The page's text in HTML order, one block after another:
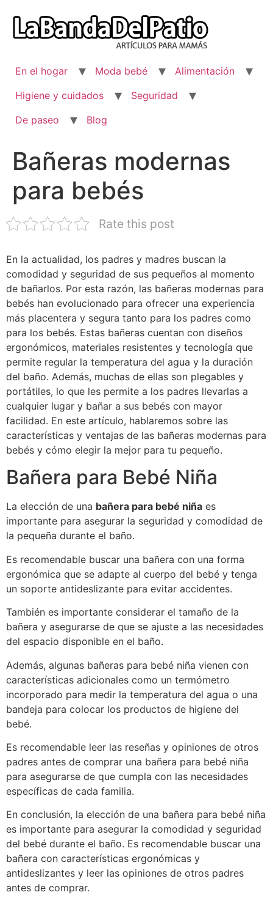
contenido
En el hogar Moda bebé
Alimentación
Higiene y cuidados
Seguridad
De paseo
Blog
Bañeras modernas
para bebés
Rate this post
En la actualidad, los padres y madres buscan la
comodidad y seguridad de sus pequeños al momento
de bañarlos. Por esta razón, las bañeras modernas para
bebés han evolucionado para ofrecer una experiencia
más placentera y segura tanto para los padres como
para los bebés. Estas bañeras cuentan con diseños
ergonómicos, materiales resistentes y tecnología que
permite regular la temperatura del agua y la duración
del baño. Además, muchas de ellas son plegables y
portátiles, lo que les permite a los padres llevarlas a
cualquier lugar y bañar a sus bebés con mayor
facilidad. En este artículo, hablaremos sobre las
características y ventajas de las bañeras modernas para
bebés y cómo elegir la mejor para tu pequeño.
Bañera para Bebé Niña
La elección de una bañera para bebé niña es
importante para asegurar la seguridad y comodidad de
la pequeña durante el baño.
Es recomendable buscar una bañera con una forma
ergonómica que se adapte al cuerpo del bebé y tenga
un soporte antideslizante para evitar accidentes.
También es importante considerar el tamaño de la
bañera y asegurarse de que se ajuste a las necesidades
del espacio disponible en el baño.
Además, algunas bañeras para bebé niña vienen con
características adicionales como un termómetro
incorporado para medir la temperatura del agua o una
bandeja para colocar los productos de higiene del
bebé.
Es recomendable leer las reseñas y opiniones de otros
padres antes de comprar una bañera para bebé niña
para asegurarse de que cumpla con las necesidades
específicas de cada familia.
En conclusión, la elección de una bañera para bebé niña
es importante para asegurar la comodidad y seguridad
del bebé durante el baño. Es recomendable buscar una
bañera con características ergonómicas y
antideslizantes y leer las opiniones de otros padres
antes de comprar.